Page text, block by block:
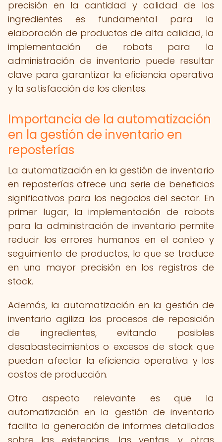
precisión en la cantidad y calidad de los
ingredientes es fundamental para la
elaboración de productos de alta calidad, la
implementación de robots para la
administración de inventario puede resultar
clave para garantizar la eficiencia operativa
y la satisfacción de los clientes.
Importancia de la automatización
en la gestión de inventario en
reposterías
La automatización en la gestión de inventario
en reposterías ofrece una serie de beneficios
significativos para los negocios del sector. En
primer lugar, la implementación de robots
para la administración de inventario permite
reducir los errores humanos en el conteo y
seguimiento de productos, lo que se traduce
en una mayor precisión en los registros de
stock.
Además, la automatización en la gestión de
inventario agiliza los procesos de reposición
de ingredientes, evitando posibles
desabastecimientos o excesos de stock que
puedan afectar la eficiencia operativa y los
costos de producción.
Otro aspecto relevante es que la
automatización en la gestión de inventario
facilita la generación de informes detallados